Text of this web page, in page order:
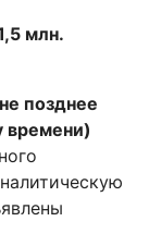
млн.
не позднее
времени)